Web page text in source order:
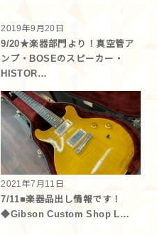
2019年9月20日
9/20★楽器部門より！真空管ア
ンプ・BOSEのスピーカー・
HISTOR…
2021年7月11日
7/11■楽器品出し情報です！
◆Gibson Custom Shop L…